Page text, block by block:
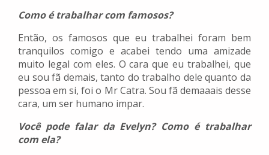
Como é trabalhar com famosos?
Então, os famosos que eu trabalhei foram bem
tranquilos comigo e acabei tendo uma amizade
muito legal com eles. O cara que eu trabalhei, que
eu sou fã demais, tanto do trabalho dele quanto da
pessoa em si, foi o Mr Catra. Sou fã demaaais desse
cara, um ser humano impar.
Você pode falar da Evelyn? Como é trabalhar
com ela?